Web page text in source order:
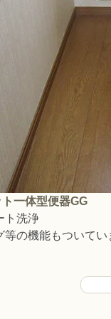
一体型便器GG
ト洗浄
等の機能もついてい